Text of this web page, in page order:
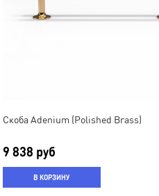
Скоба Adenium (Polished Brass)
9 838 руб
В КОРЗИНУ